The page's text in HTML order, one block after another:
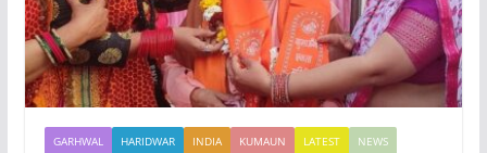
GARHWAL HARIDWAR INDIA KUMAUN LATEST
NEWS